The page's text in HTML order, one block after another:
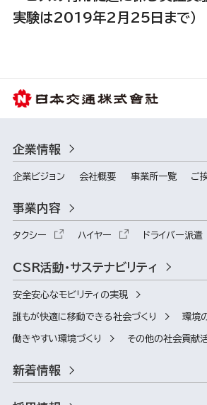
実験は2019年2月25日まで）
企業情報
企業ビジョン 会社概要 事業所一覧 ご
事業内容
タクシー ハイヤー ドライバー派遣
CSR活動・サステナビリティ
安全安心なモビリティの実現
誰もが快適に移動できる社会づくり 環境
働きやすい環境づくり その他の社会貢献
新着情報